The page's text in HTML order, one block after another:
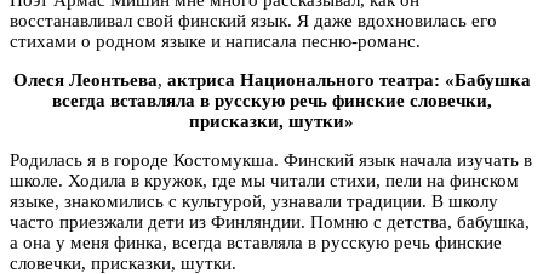
восстанавливал свой финский язык. Я даже вдохновилась его
стихами о родном языке и написала песню-романс.
Олеся Леонтьева, актриса Национального театра: «Бабушка
всегда вставляла в русскую речь финские словечки,
присказки, шутки»
Родилась я в городе Костомукша. Финский язык начала изучать в
школе. Ходила в кружок, где мы читали стихи, пели на финском
языке, знакомились с культурой, узнавали традиции. В школу
часто приезжали дети из Финляндии. Помню с детства, бабушка,
а она у меня финка, всегда вставляла в русскую речь финские
словечки, присказки, шутки.